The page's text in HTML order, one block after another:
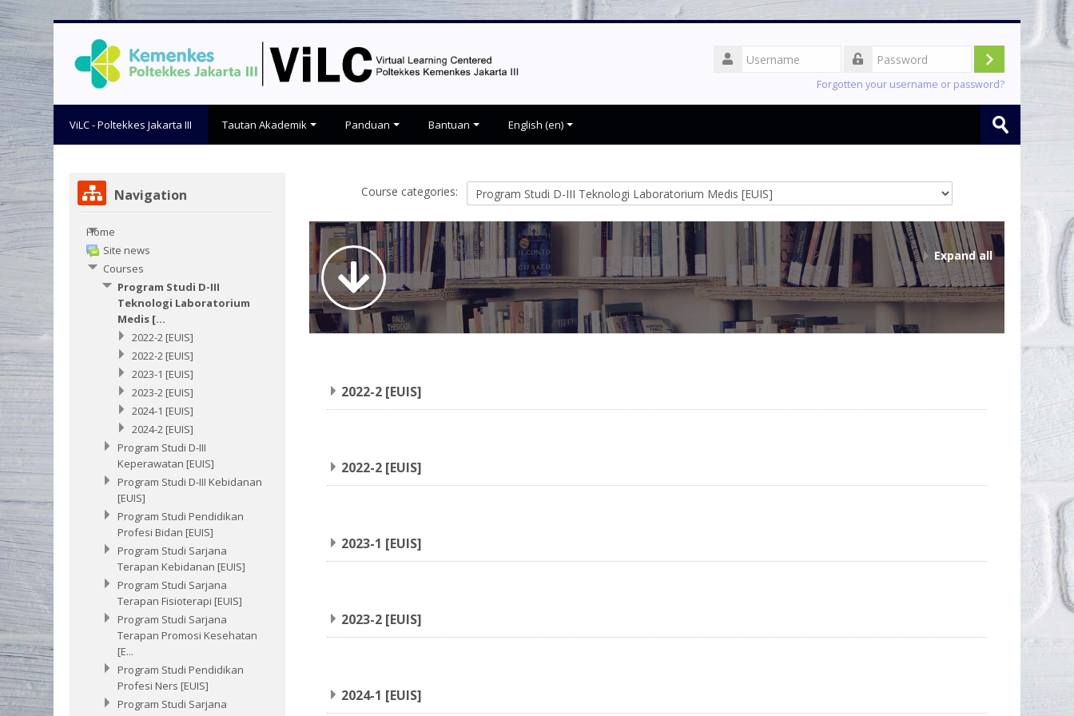
Skip
to
main
content
Username
Log
Forgotten your username or password?
ViLC - Poltekkes Jakarta III Tautan Akademik Panduan Bantuan English ‎(en)‎ Submit
Course categories:
Expand all
2022-2 [EUIS]
2022-2 [EUIS]
2023-1 [EUIS]
2023-2 [EUIS]
2024-1 [EUIS]
Skip
NavigationNavigation
Home
Site news
Courses
Program Studi D-III
Teknologi Laboratorium
Medis [...
2022-2 [EUIS]
2022-2 [EUIS]
2023-1 [EUIS]
2023-2 [EUIS]
2024-1 [EUIS]
2024-2 [EUIS]
Program Studi D-III
Keperawatan [EUIS]
Program Studi D-III Kebidanan
[EUIS]
Program Studi Pendidikan
Profesi Bidan [EUIS]
Program Studi Sarjana
Terapan Kebidanan [EUIS]
Program Studi Sarjana
Terapan Fisioterapi [EUIS]
Program Studi Sarjana
Terapan Promosi Kesehatan
[E...
Program Studi Pendidikan
Profesi Ners [EUIS]
Program Studi Sarjana